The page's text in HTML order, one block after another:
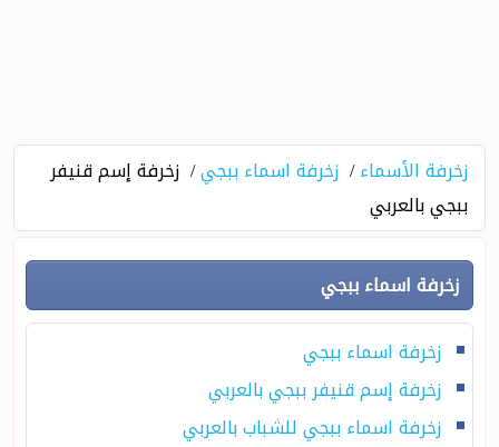
زخرفة الأسماء زخرفة اسماء ببجي
زخرفة إسم قنيفر
ببجي بالعربي
زخرفة اسماء ببجي
زخرفة اسماء ببجي
زخرفة إسم قنيفر ببجي بالعربي
زخرفة اسماء ببجي للشباب بالعربي